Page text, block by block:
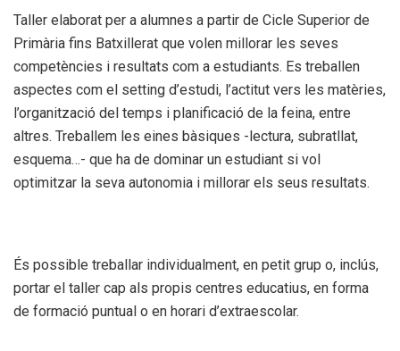
Taller elaborat per a alumnes a partir de Cicle Superior de
Primària fins Batxillerat que volen millorar les seves
competències i resultats com a estudiants. Es treballen
aspectes com el setting d’estudi, l’actitut vers les matèries,
l’organització del temps i planificació de la feina, entre
altres. Treballem les eines bàsiques -lectura, subratllat,
esquema…- que ha de dominar un estudiant si vol
optimitzar la seva autonomia i millorar els seus resultats.
És possible treballar individualment, en petit grup o, inclús,
portar el taller cap als propis centres educatius, en forma
de formació puntual o en horari d’extraescolar.